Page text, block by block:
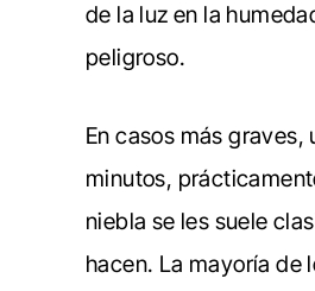
de la luz en la
peligroso.
En casos más graves,
minutos,
niebla se les suele
hacen. La mayoría de